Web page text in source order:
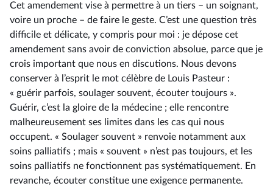
Cet amendement vise à permettre à un tiers –⁠ un soignant,
voire un proche – de faire le geste. C’est une question très
difficile et délicate, y compris pour moi : je dépose cet
amendement sans avoir de conviction absolue, parce que je
crois important que nous en discutions. Nous devons
conserver à l’esprit le mot célèbre de Louis Pasteur :
« guérir parfois, soulager souvent, écouter toujours ».
Guérir, c’est la gloire de la médecine ; elle rencontre
malheureusement ses limites dans les cas qui nous
occupent. « Soulager souvent » renvoie notamment aux
soins palliatifs ; mais « souvent » n’est pas toujours, et les
soins palliatifs ne fonctionnent pas systématiquement. En
revanche, écouter constitue une exigence permanente.